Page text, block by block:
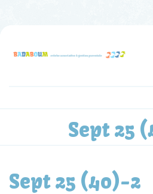
Sept 25
Sept 25 (40)-2